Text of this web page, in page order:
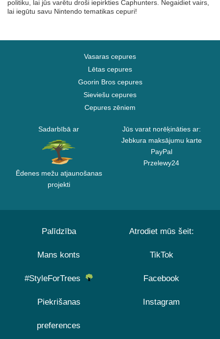
politiku, lai jūs varētu droši iepirkties Caphunters. Negaidiet vairs,
lai iegūtu savu Nintendo tematikas cepuri!
Vasaras cepures
Lētas cepures
Goorin Bros cepures
Sieviešu cepures
Cepures zēniem
Sadarbībā ar
Ēdenes mežu atjaunošanas
projekti
Jūs varat norēķināties ar:
Jebkura maksājumu karte
PayPal
Przelewy24
Palīdzība
Mans konts
#StyleForTrees
Piekrišanas
preferences
Atrodiet mūs šeit:
TikTok
Facebook
Instagram